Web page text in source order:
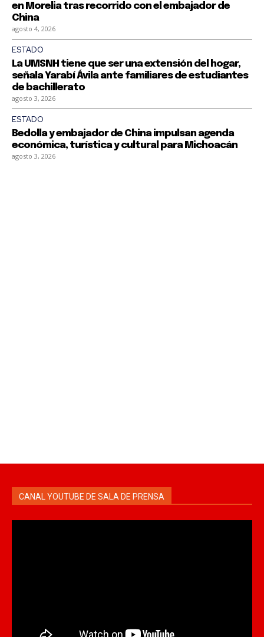
en Morelia tras recorrido con el embajador de
China
agosto 4, 2026
ESTADO
La UMSNH tiene que ser una extensión del hogar,
señala Yarabí Ávila ante familiares de estudiantes
de bachillerato
agosto 3, 2026
ESTADO
Bedolla y embajador de China impulsan agenda
económica, turística y cultural para Michoacán
agosto 3, 2026
CANAL YOUTUBE DE SALA DE PRENSA